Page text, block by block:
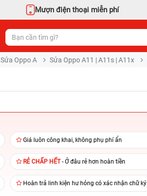
Mượn điện thoại miễn phí
Sửa Oppo A Sửa Oppo A11 | A11s | A11x
Giá luôn công khai, không phụ phí ẩn
RẺ CHẤP HẾT- Ở đâu rẻ hơn hoàn tiền
Hoàn trả linh kiện hư hỏng có xác nhận chữ ký